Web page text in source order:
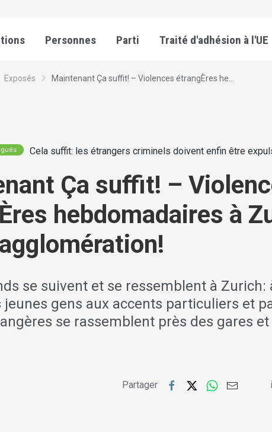
Personnes Parti Traité d'adhésion à l'UE
Exposés Maintenant Ça suffit! – Violences étrangÈres he...
Cela suffit: les étrangers criminels doivent enfin être
Ça suffit! –
hebdomadaires à
se suivent et se ressemblent à Zurich:
jeunes gens aux accents particuliers et
se rassemblent près des gares
Partager